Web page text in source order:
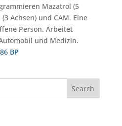
Mazatrol (5
Achsen) und CAM. Eine
Person. Arbeitet
und Medizin.
BP